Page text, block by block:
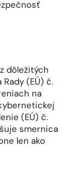
dôležitých
(EÚ) č.
na
(EÚ) č.
smernica
len ako